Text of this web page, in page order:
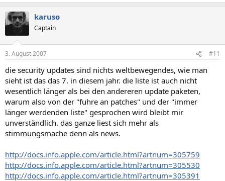
karuso
Captain
3. August 2007 #11
die security updates sind nichts weltbewegendes, wie man
sieht ist das das 7. in diesem jahr. die liste ist auch nicht
wesentlich länger als bei den andereren update paketen,
warum also von der "fuhre an patches" und der "immer
länger werdenden liste" gesprochen wird bleibt mir
unverständlich. das ganze liest sich mehr als
stimmungsmache denn als news.
http://docs.info.apple.com/article.html?artnum=305759
http://docs.info.apple.com/article.html?artnum=305530
http://docs.info.apple.com/article.html?artnum=305391